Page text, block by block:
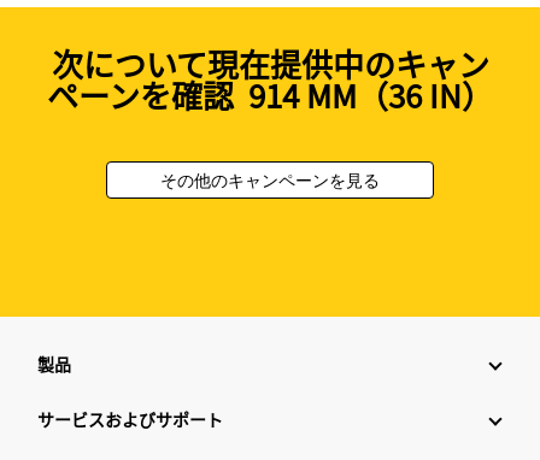
次について現在提供中のキャン
ペーンを確認 914 MM（36 IN）
その他のキャンペーンを見る
製品
サービスおよびサポート